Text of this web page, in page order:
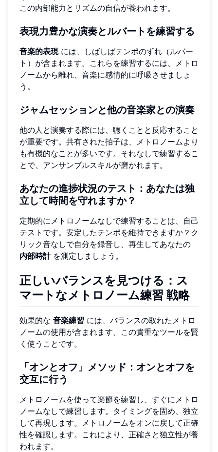
この内部能力とリズムの自信が養われます。
表現力豊かな演奏とルバートを練習する
音楽的表現には、しばしばテンポのずれ（ルバー
ト）が含まれます。これらを練習するには、メトロ
ノームから離れ、音楽に感情的に呼吸させましょ
う。
ジャムセッションと他の音楽家との演奏
他の人と演奏する際には、聴くことと反応すること
が重要です。共有された拍子は、メトロノームより
も有機的なことが多いです。それなしで練習するこ
とで、アンサンブルスキルが磨かれます。
あなたの進捗状況のテスト：あなたは独
立して時間を守れますか？
定期的にメトロノームなしで練習することは、自己
テストです。安定したテンポを維持できますか？ク
リック音なしで自分を録音し、再生してあなたの
内部時計を測定しましょう。
正しいバランスを見つける： ス
マートなメトロノーム練習 戦略
効果的な 音楽練習 には、バランスの取れたメトロ
ノームの使用が含まれます。この貴重なツールを賢
く使うことです。
「オンとオフ」メソッド：オンとオフを
交互に行う
メトロノームを使って楽節を練習し、すぐにメトロ
ノームなしで練習します。タイミングを固め、独立
して再現します。メトロノームをオンに戻して正確
性を確認します。これにより、正確さと独立性が養
われます。